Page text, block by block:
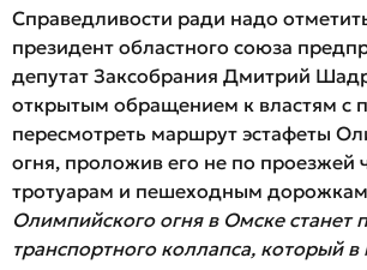
Справедливости ради надо
президент областного союза
депутат Заксобрания Дмитрий
открытым обращением к властям с
пересмотреть маршрут эстафеты
огня, проложив его не по проезжей
тротуарам и пешеходным
Олимпийского огня в Омске станет
транспортного коллапса, который